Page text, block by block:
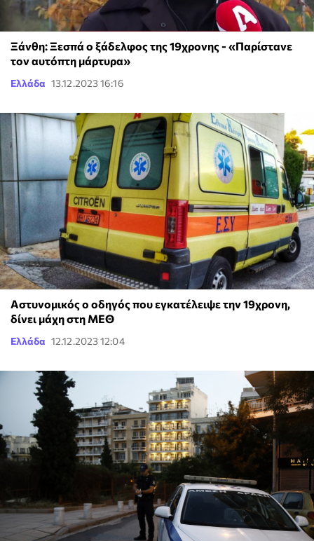
Ξάνθη: Ξεσπά ο ξάδελφος της 19χρονης - «Παρίστανε
τον αυτόπτη μάρτυρα»
Ελλάδα 13.12.2023 16:16
Αστυνομικός ο οδηγός που εγκατέλειψε την 19χρονη,
δίνει μάχη στη ΜΕΘ
Ελλάδα 12.12.2023 12:04